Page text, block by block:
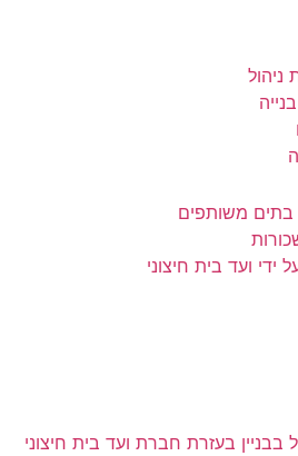
בתים משותפים
ידי ועד בית חיצוני
בעזרת חברת ועד בית חיצוני